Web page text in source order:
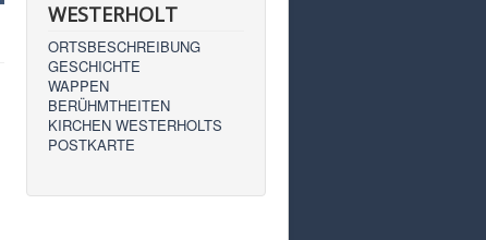
WESTERHOLT
ORTSBESCHREIBUNG
GESCHICHTE
WAPPEN
BERÜHMTHEITEN
KIRCHEN WESTERHOLTS
POSTKARTE